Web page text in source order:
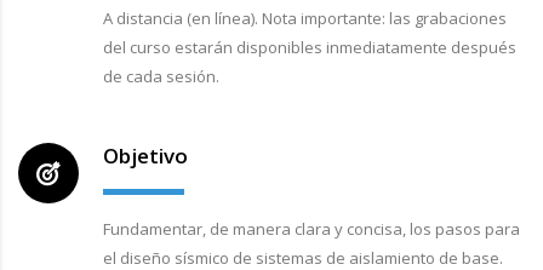
A distancia (en línea). Nota importante: las grabaciones
del curso estarán disponibles inmediatamente después
de cada sesión.
Objetivo
Fundamentar, de manera clara y concisa, los pasos para
el diseño sísmico de sistemas de aislamiento de base.